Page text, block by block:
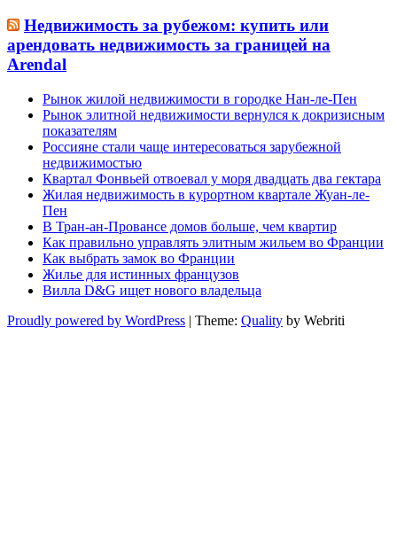
Недвижимость за рубежом: купить или
арендовать недвижимость за границей на
Arendal
Рынок жилой недвижимости в городке Нан-ле-Пен
Рынок элитной недвижимости вернулся к докризисным
показателям
Россияне стали чаще интересоваться зарубежной
недвижимостью
Квартал Фонвьей отвоевал у моря двадцать два гектара
Жилая недвижимость в курортном квартале Жуан-ле-
Пен
В Тран-ан-Провансе домов больше, чем квартир
Как правильно управлять элитным жильем во Франции
Как выбрать замок во Франции
Жилье для истинных французов
Вилла D&G ищет нового владельца
Proudly powered by WordPress | Theme: Quality by Webriti